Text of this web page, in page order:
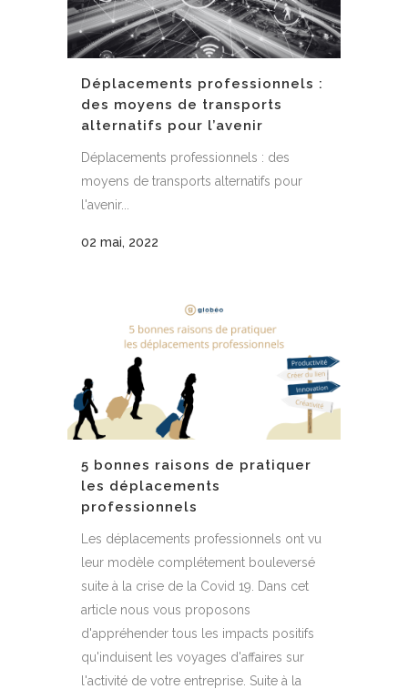
Déplacements professionnels :
des moyens de transports
alternatifs pour l’avenir
Déplacements professionnels : des
moyens de transports alternatifs pour
l'avenir...
02 mai, 2022
5 bonnes raisons de pratiquer
les déplacements
professionnels
Les déplacements professionnels ont vu
leur modèle complétement bouleversé
suite à la crise de la Covid 19. Dans cet
article nous vous proposons
d'appréhender tous les impacts positifs
qu'induisent les voyages d'affaires sur
l'activité de votre entreprise. Suite à la